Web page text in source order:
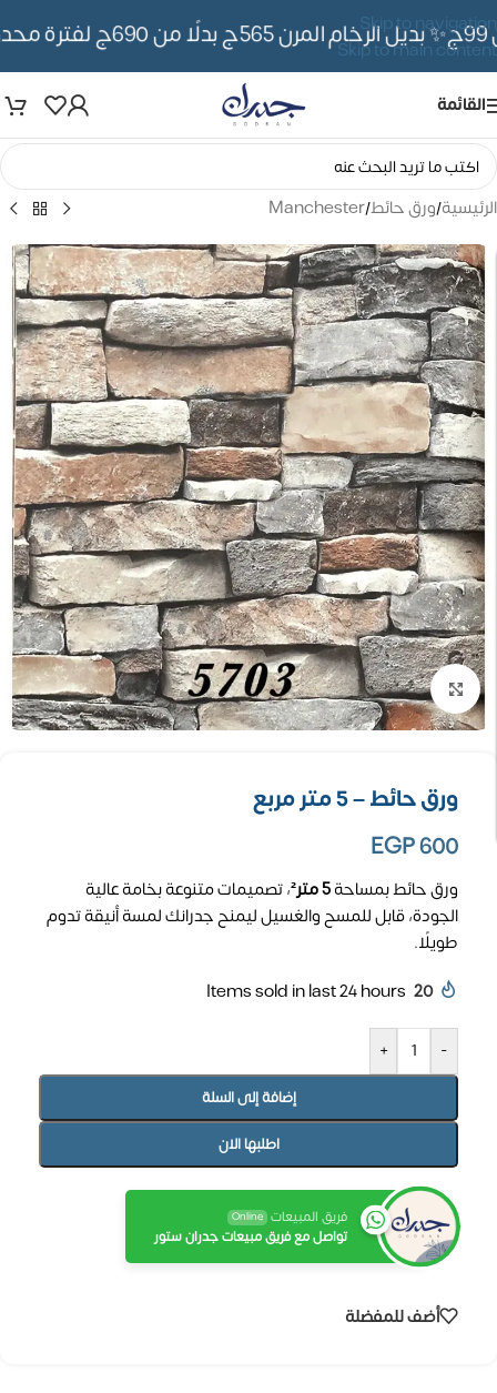
Skip to navigation
Skip to main content
✨ بديل الرخام المرن 565ج بدلًا من 690ج لفترة محدوده
القائمة
الرئيسية/ورق حائط/
Manchester
تكبير الصورة
ورق حائط – 5 متر مربع
EGP600
ورق حائط بمساحة5 متر²
، تصميمات متنوعة بخامة عالية
الجودة، قابل للمسح والغسيل ليمنح جدرانك لمسة أنيقة تدوم
طويلًا.
20
Items sold in last 24 hours
-
+
إضافة إلى السلة
اطلبها الان
فريق المبيعات Online
تواصل مع فريق مبيعات جدران ستور
أضف للمفضلة